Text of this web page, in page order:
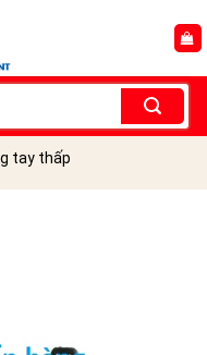
tay thấp